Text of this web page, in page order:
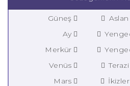
Güneş Aslan
Ay
Merkür
Venüs
Terazi
Mars
İkizler